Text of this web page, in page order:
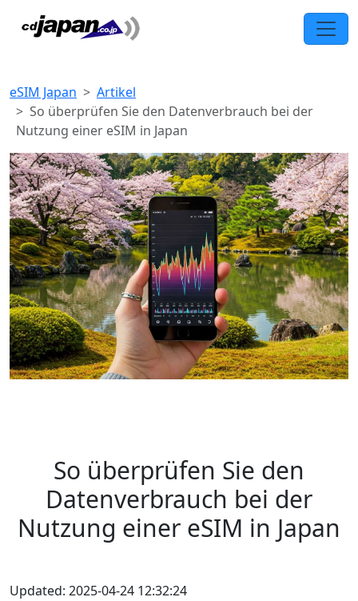
eSIM Japan
Artikel
So überprüfen Sie den Datenverbrauch bei der
Nutzung einer eSIM in Japan
So überprüfen Sie den
Datenverbrauch bei der
Nutzung einer eSIM in Japan
Updated: 2025-04-24 12:32:24